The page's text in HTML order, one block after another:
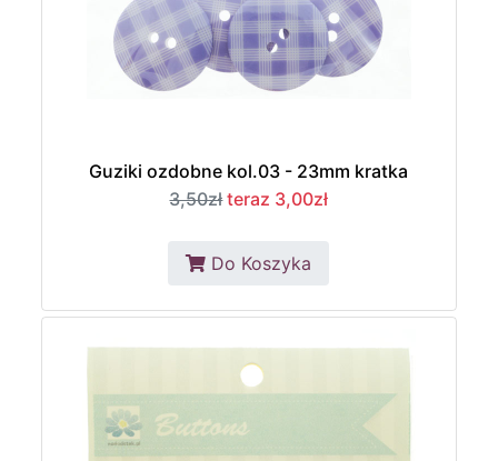
Guziki ozdobne kol.03 - 23mm kratka
3,50zł teraz 3,00zł
Do Koszyka